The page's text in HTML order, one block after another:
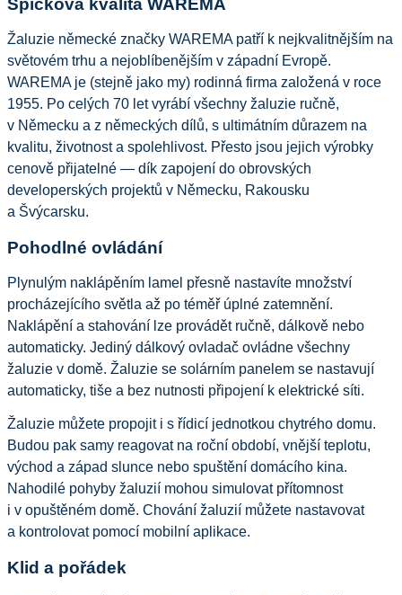
Špičková kvalita WAREMA
Žaluzie německé značky WAREMA patří k nejkvalitnějším na
světovém trhu a nejoblíbenějším v západní Evropě.
WAREMA je (stejně jako my) rodinná firma založená v roce
1955. Po celých 70 let vyrábí všechny žaluzie ručně,
v Německu a z německých dílů, s ultimátním důrazem na
kvalitu, životnost a spolehlivost. Přesto jsou jejich výrobky
cenově přijatelné — dík zapojení do obrovských
developerských projektů v Německu, Rakousku
a Švýcarsku.
Pohodlné ovládání
Plynulým naklápěním lamel přesně nastavíte množství
procházejícího světla až po téměř úplné zatemnění.
Naklápění a stahování lze provádět ručně, dálkově nebo
automaticky. Jediný dálkový ovladač ovládne všechny
žaluzie v domě. Žaluzie se solárním panelem se nastavují
automaticky, tiše a bez nutnosti připojení k elektrické síti.
Žaluzie můžete propojit i s řídicí jednotkou chytrého domu.
Budou pak samy reagovat na roční období, vnější teplotu,
východ a západ slunce nebo spuštění domácího kina.
Nahodilé pohyby žaluzií mohou simulovat přítomnost
i v opuštěném domě. Chování žaluzií můžete nastavovat
a kontrolovat pomocí mobilní aplikace.
Klid a pořádek